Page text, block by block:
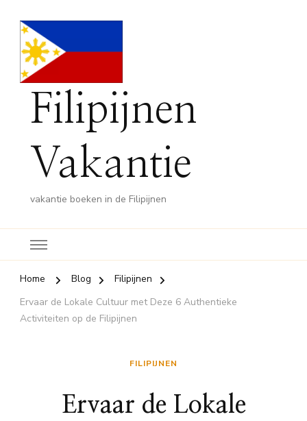
Filipijnen
Vakantie
vakantie boeken in de Filipijnen
Home Blog
Filipijnen
Ervaar de Lokale Cultuur met Deze 6 Authentieke
Activiteiten op de Filipijnen
FILIPIJNEN
Ervaar de Lokale